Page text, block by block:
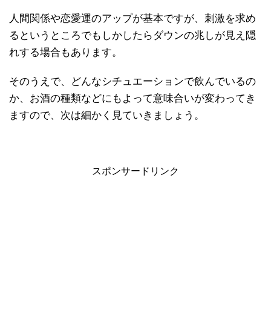
人間関係や恋愛運のアップが基本ですが、刺激を求め
るというところでもしかしたらダウンの兆しが見え隠
れする場合もあります。
そのうえで、どんなシチュエーションで飲んでいるの
か、お酒の種類などにもよって意味合いが変わってき
ますので、次は細かく見ていきましょう。
スポンサードリンク